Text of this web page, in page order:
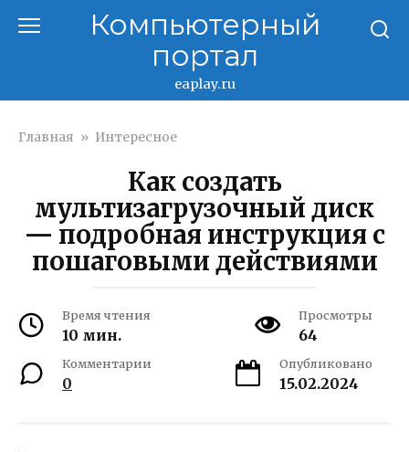
Компьютерный
портал
eaplay.ru
Главная » Интересное
Как создать
мультизагрузочный диск
— подробная инструкция с
пошаговыми действиями
Время чтения
10 мин.
Просмотры
64
Комментарии
0
Опубликовано
15.02.2024